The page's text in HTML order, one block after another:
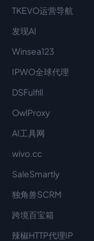
TKEVO运营导航
发现AI
Winsea123
IPWO全球代理
DSFulfill
OwlProxy
AI工具网
wivo.cc
SaleSmartly
独角兽SCRM
跨境百宝箱
辣椒HTTP代理IP